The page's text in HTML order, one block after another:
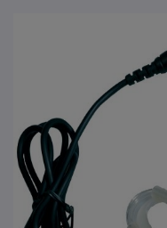
Passer à la fin de la